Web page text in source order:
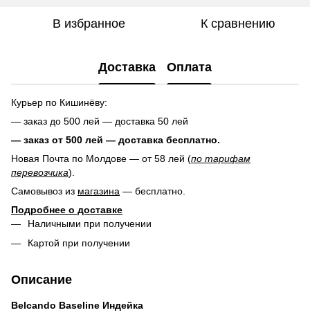
В избранное К сравнению
Доставка Оплата
Курьер по Кишинёву:
— заказ до 500 лей — доставка 50 лей
— заказ от 500 лей — доставка бесплатно.
Новая Почта по Молдове — от 58 лей (по тарифам
перевозчика).
Самовывоз из магазина — бесплатно.
Подробнее о доставке
Наличными при получении
Картой при получении
Описание
Belcando Baseline Индейка